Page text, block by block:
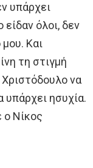
υπάρχει
όλοι, δεν
Και
τη στιγμή
Χριστόδουλο να
υπάρχει ησυχία.
ο Νίκος